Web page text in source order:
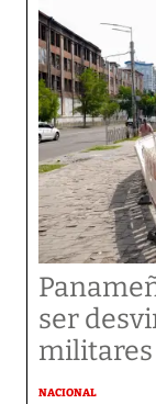
ser
NACIONAL